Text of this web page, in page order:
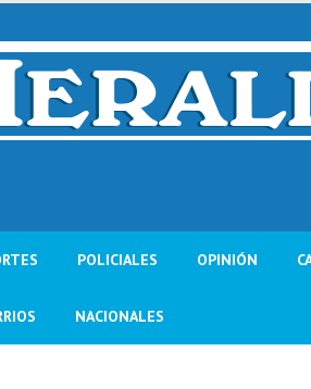
POLICIALES OPINIÓN
NACIONALES